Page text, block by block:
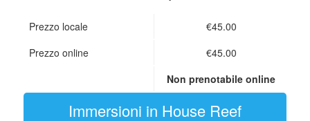
Prezzo locale
€45.00
Prezzo online
€45.00
Non prenotabile online
Immersioni in House Reef